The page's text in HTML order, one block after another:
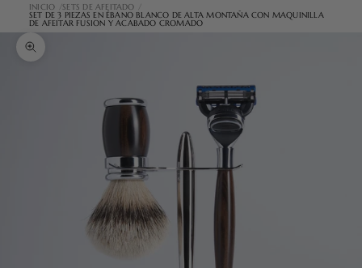
INICIO SETS DE AFEITADO
SET DE 3 PIEZAS EN ÉBANO BLANCO DE ALTA MONTAÑA CON MAQUINILLA
DE AFEITAR FUSION Y ACABADO CROMADO
Zoom